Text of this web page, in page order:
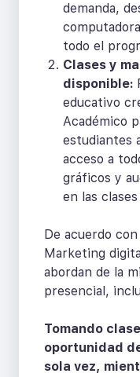
demanda,
todo el
Clases y
disponible:
educativo
Académico
estudiantes
acceso a
gráficos y
en las
De acuerdo
Marketing
abordan de la
presencial,
Tomando
oportunidad
sola vez,